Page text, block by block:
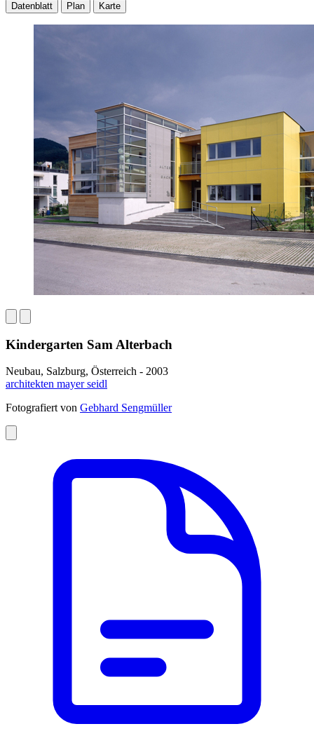
Datenblatt Plan Karte
Kindergarten Sam Alterbach
Neubau, Salzburg, Österreich - 2003
architekten mayer seidl
Fotografiert von Gebhard Sengmüller